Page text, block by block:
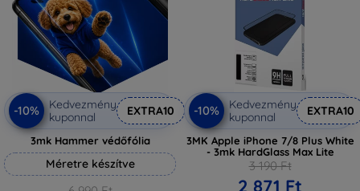
-10%
Kedvezmény
kuponnal
EXTRA10
3mk Hammer védőfólia
Méretre készítve
-10%
Kedvezmény
kuponnal
EXTRA10
3MK Apple iPhone 7/8 Plus White
- 3mk HardGlass Max Lite
3 190 Ft
2 871 Ft